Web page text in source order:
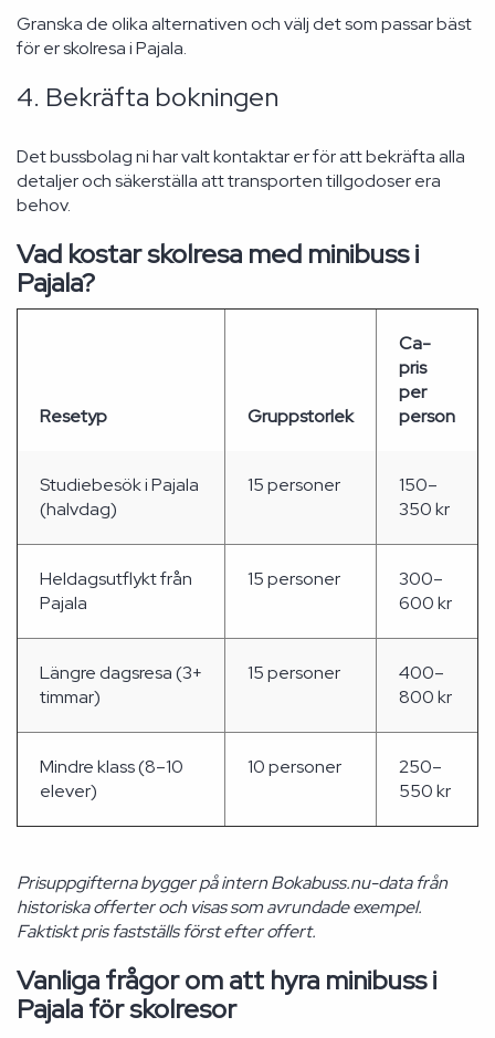
Granska de olika alternativen och välj det som passar bäst
för er skolresa i Pajala.
4. Bekräfta bokningen
Det bussbolag ni har valt kontaktar er för att bekräfta alla
detaljer och säkerställa att transporten tillgodoser era
behov.
Vad kostar skolresa med minibuss i
Pajala?
Resetyp Gruppstorlek
Ca-
pris
per
person
Studiebesök i Pajala
(halvdag)
15 personer
150–
350 kr
Heldagsutflykt från
Pajala
15 personer
300–
600 kr
Längre dagsresa (3+
timmar)
15 personer
400–
800 kr
Mindre klass (8–10
elever)
10 personer
250–
550 kr
Prisuppgifterna bygger på intern Bokabuss.nu-data från
historiska offerter och visas som avrundade exempel.
Faktiskt pris fastställs först efter offert.
Vanliga frågor om att hyra minibuss i
Pajala för skolresor